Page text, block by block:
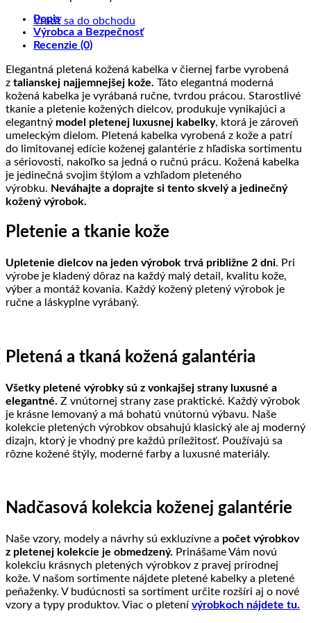
Vrátiť sa do obchodu
produktyneprenikne
GSM
ani
RF
signál
Popis
Výrobca a Bezpečnosť
Recenzie (0)
Elegantná pletená kožená kabelka v čiernej farbe vyrobená
z talianskej najjemnejšej kože. Táto elegantná moderná
kožená kabelka je vyrábaná ručne, tvrdou prácou. Starostlivé
tkanie a pletenie kožených dielcov, produkuje vynikajúci a
elegantný model pletenej luxusnej kabelky, ktorá je zároveň
umeleckým dielom. Pletená kabelka vyrobená z kože a patrí
do limitovanej edície koženej galantérie z hľadiska sortimentu
a sériovosti, nakoľko sa jedná o ručnú prácu. Kožená kabelka
je jedinečná svojim štýlom a vzhľadom pleteného
výrobku. Neváhajte a doprajte si tento skvelý a jedinečný
kožený výrobok.
Pletenie a tkanie kože
Upletenie dielcov na jeden výrobok trvá približne 2 dni. Pri
výrobe je kladený dôraz na každý malý detail, kvalitu kože,
výber a montáž kovania. Každý kožený pletený výrobok je
ručne a láskyplne vyrábaný.
Pletená a tkaná kožená galantéria
Všetky pletené výrobky sú z vonkajšej strany luxusné a
elegantné. Z vnútornej strany zase praktické. Každý výrobok
je krásne lemovaný a má bohatú vnútornú výbavu. Naše
kolekcie pletených výrobkov obsahujú klasický ale aj moderný
dizajn, ktorý je vhodný pre každú príležitosť. Používajú sa
rôzne kožené štýly, moderné farby a luxusné materiály.
Nadčasová kolekcia koženej galantérie
Naše vzory, modely a návrhy sú exkluzívne a počet výrobkov
z pletenej kolekcie je obmedzený. Prinášame Vám novú
kolekciu krásnych pletených výrobkov z pravej prírodnej
kože. V našom sortimente nájdete pletené kabelky a pletené
peňaženky. V budúcnosti sa sortiment určite rozšíri aj o nové
vzory a typy produktov. Viac o pletení výrobkoch nájdete tu.